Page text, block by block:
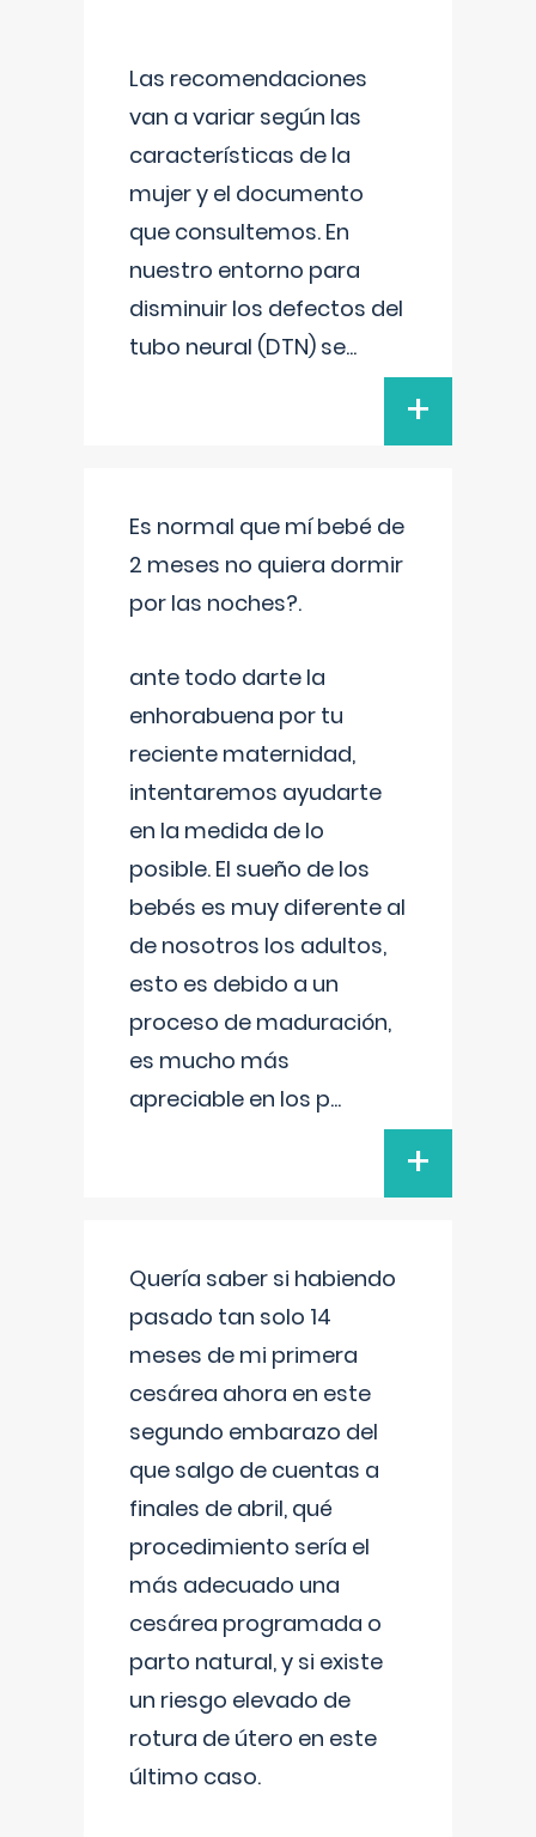
Las recomendaciones
van a variar según las
características de la
mujer y el documento
que consultemos. En
nuestro entorno para
disminuir los defectos del
tubo neural (DTN) se...
+
Es normal que mí bebé de
2 meses no quiera dormir
por las noches?.
ante todo darte la
enhorabuena por tu
reciente maternidad,
intentaremos ayudarte
en la medida de lo
posible. El sueño de los
bebés es muy diferente al
de nosotros los adultos,
esto es debido a un
proceso de maduración,
es mucho más
apreciable en los p...
+
Quería saber si habiendo
pasado tan solo 14
meses de mi primera
cesárea ahora en este
segundo embarazo del
que salgo de cuentas a
finales de abril, qué
procedimiento sería el
más adecuado una
cesárea programada o
parto natural, y si existe
un riesgo elevado de
rotura de útero en este
último caso.